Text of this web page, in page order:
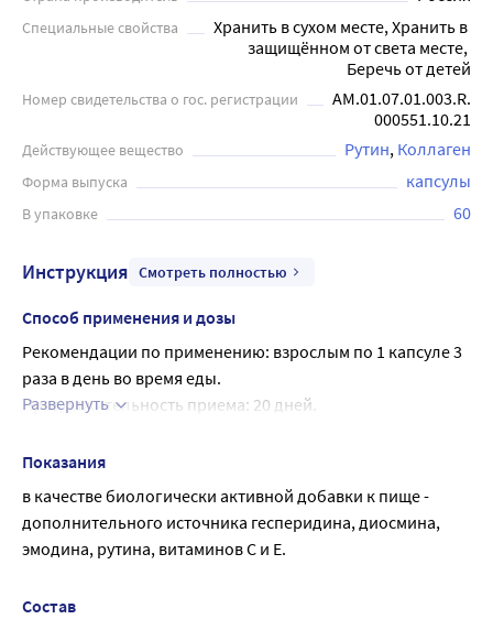
растительного происхождения, которые широко
применяются при лечении хронических заболеваний
вен, а также геморроя. Экстракт ревеня способствует
регулярной дефекации. Гидролизат коллагена в
Проктонис Ультра обеспечивает организм структурными
элементами белков и активными пептидами, которые
тканей. Применять: взрослым по 1 капсуле 3 раза в день
во время еды. Продолжительность приема: 20 дней.
курс. Перед применением необходимо
Специальные свойства
Хранить в сухом месте, Хранить в
защищённом от света месте,
Беречь от детей
Номер свидетельства о гос. регистрации
AM.01.07.01.003.R.
000551.10.21
Действующее вещество Рутин Коллаген
Форма выпуска капсулы
В упаковке 60
Инструкция Смотреть полностью
Способ применения и дозы
Рекомендации по применению: взрослым по 1 капсуле 3
раза в день во время еды.
Продолжительность приема: 20 дней.
курс
Развернуть
Показания
в качестве биологически активной добавки к пище -
дополнительного источника гесперидина, диосмина,
эмодина, рутина, витаминов C и E.
Состав